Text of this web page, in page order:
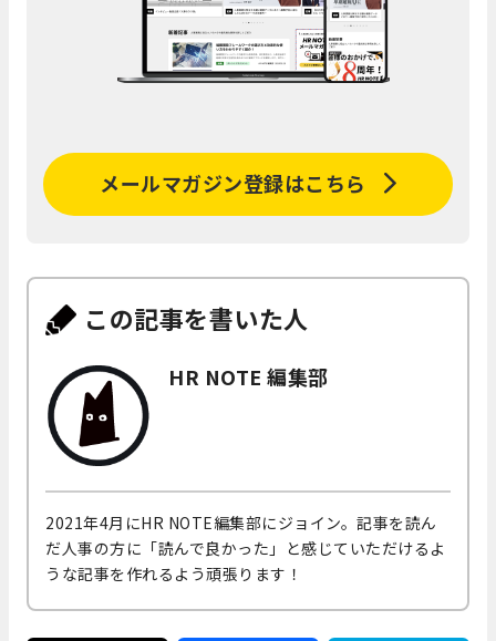
メールマガジン登録はこちら
この記事を書いた人
HR NOTE 編集部
2021年4月にHR NOTE編集部にジョイン。記事を読ん
だ人事の方に「読んで良かった」と感じていただけるよ
うな記事を作れるよう頑張ります！